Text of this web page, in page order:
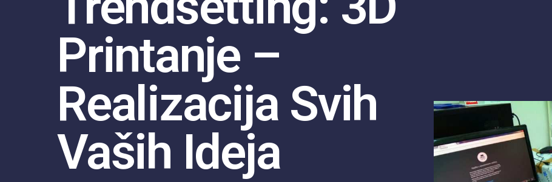
Printanje –
Realizacija Svih
Vaših Ideja